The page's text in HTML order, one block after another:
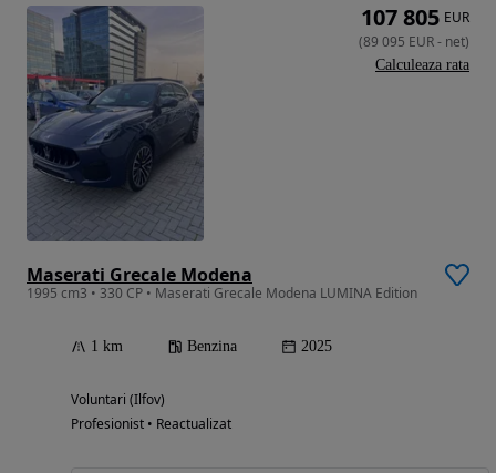
Maserati Grecale Modena
1995 cm3 • 330 CP • Maserati Grecale Modena LUMINA Edition
1 km Benzina 2025
Voluntari (Ilfov)
Profesionist • Reactualizat
107 805 EUR
(89 095 EUR- net)
Calculeaza rata